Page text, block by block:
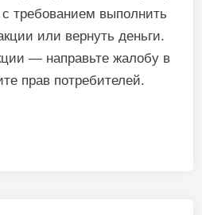
требованием выполнить
или вернуть деньги.
— направьте жалобу в
прав потребителей.